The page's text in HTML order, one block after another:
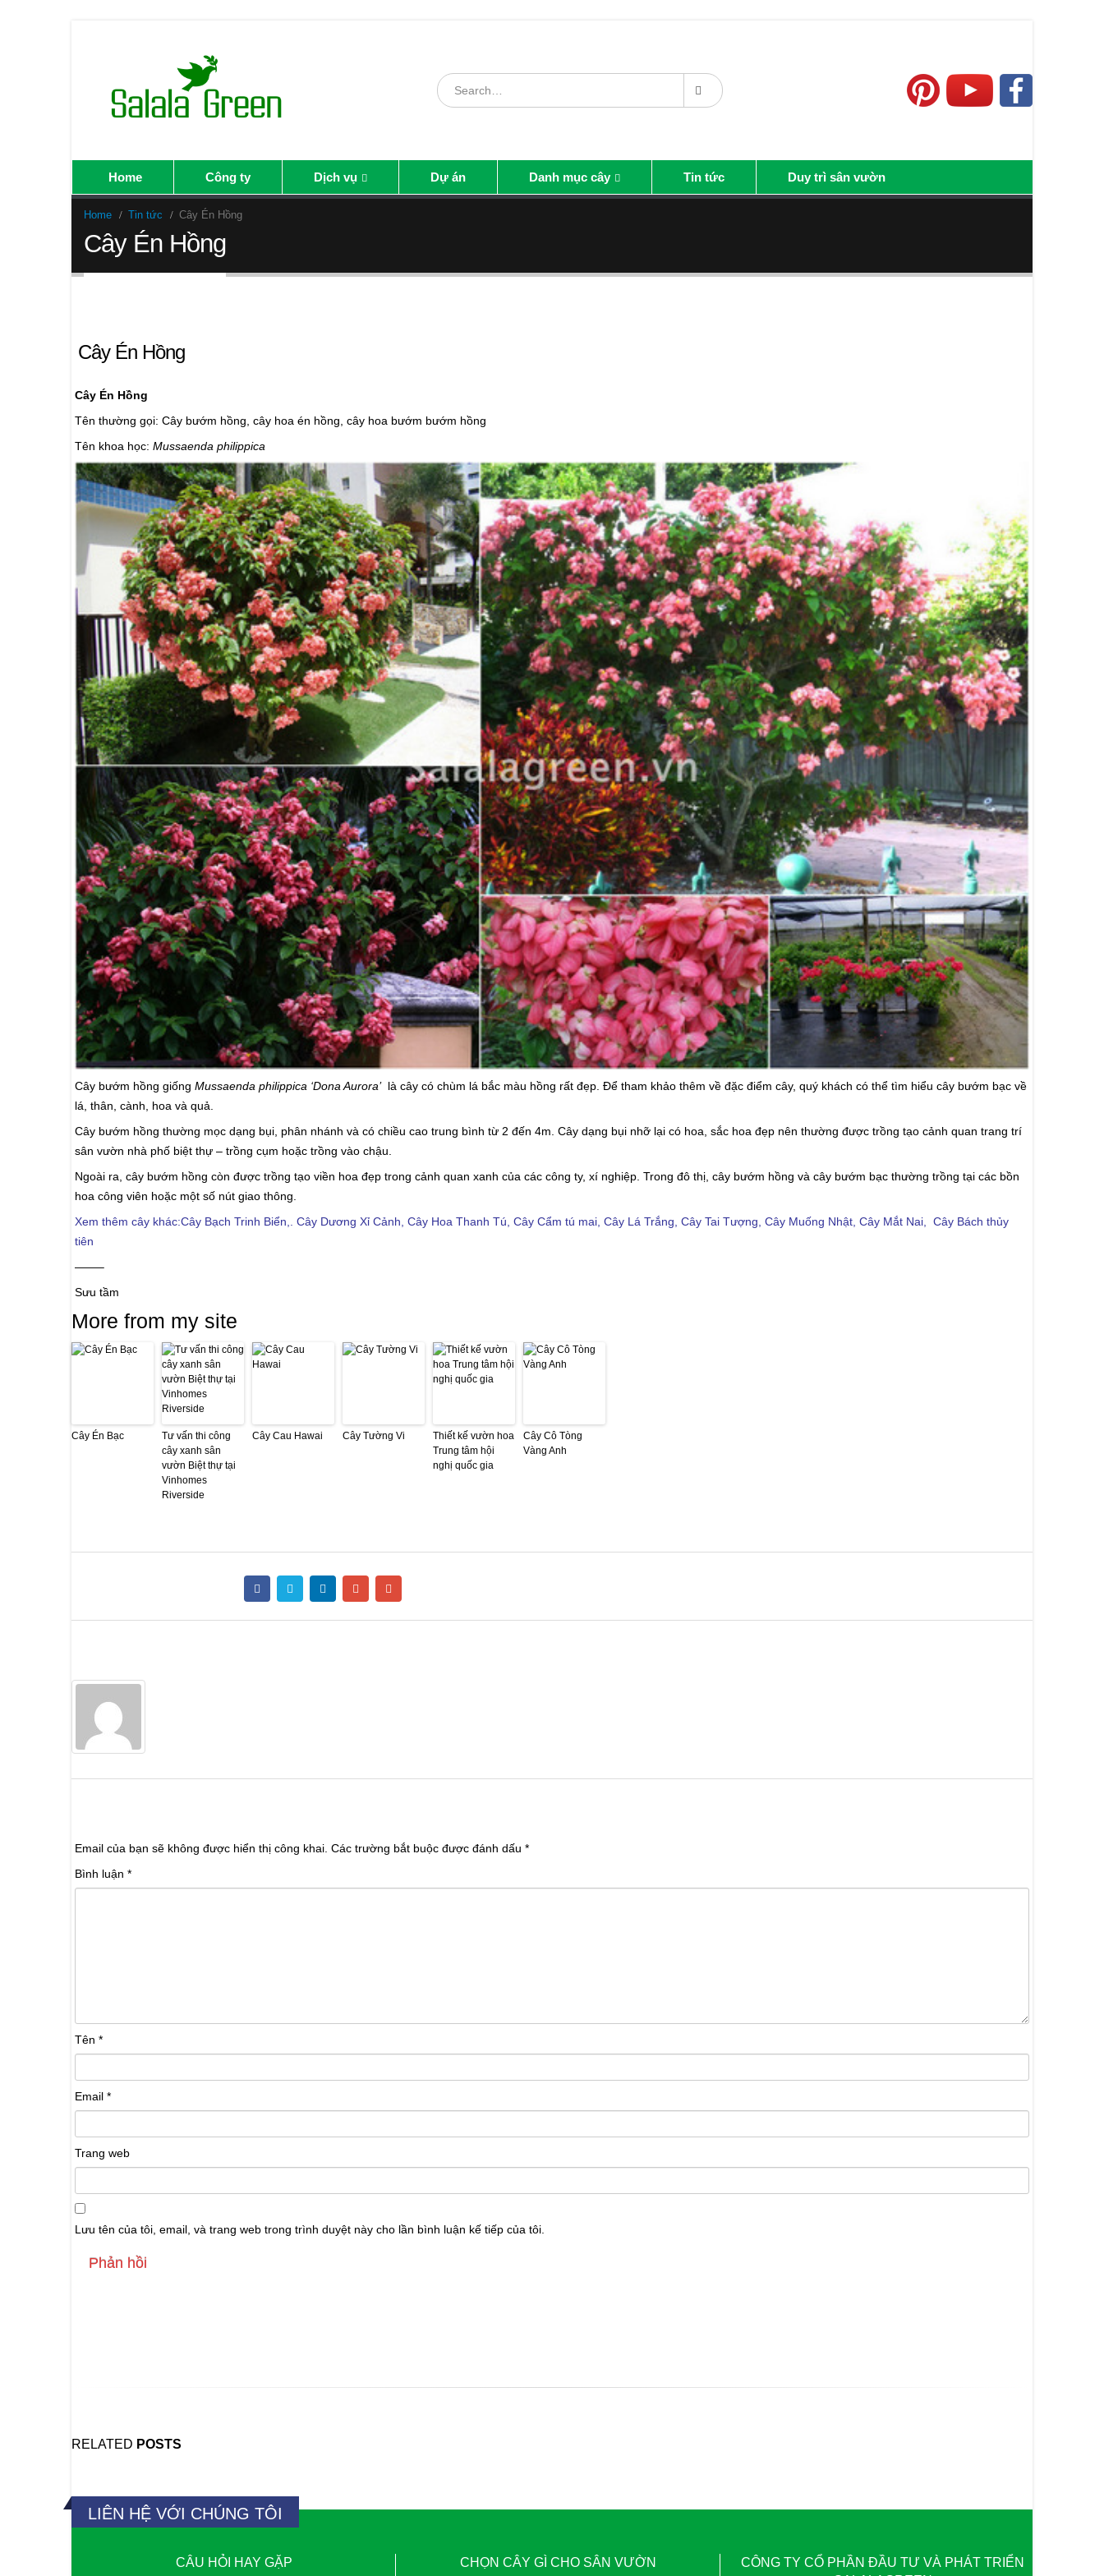
Home Công ty Dịch vụ Dự án Danh mục cây Tin tức Duy trì sân vườn
Home Tin tức Cây Én Hồng
Cây Én Hồng
Cây Én Hồng
Cây Én Hồng
Tên thường gọi: Cây bướm hồng, cây hoa én hồng, cây hoa bướm bướm hồng
Tên khoa học: Mussaenda philippica
Cây bướm hồng giống Mussaenda philippica ‘Dona Aurora’ là cây có chùm lá bắc màu hồng rất đẹp. Để tham khảo thêm về đặc điểm cây, quý khách có thể tìm hiểu cây bướm bạc về
lá, thân, cành, hoa và quả.
Cây bướm hồng thường mọc dạng bụi, phân nhánh và có chiều cao trung bình từ 2 đến 4m. Cây dạng bụi nhỡ lại có hoa, sắc hoa đẹp nên thường được trồng tạo cảnh quan trang trí
sân vườn nhà phố biệt thự – trồng cụm hoặc trồng vào chậu.
Ngoài ra, cây bướm hồng còn được trồng tạo viền hoa đẹp trong cảnh quan xanh của các công ty, xí nghiệp. Trong đô thị, cây bướm hồng và cây bướm bạc thường trồng tại các bồn
hoa công viên hoặc một số nút giao thông.
Xem thêm cây khác:Cây Bạch Trinh Biển Cây Dương Xỉ Cảnh Cây Hoa Thanh Tú Cây Cẩm tú mai Cây Lá Trắng Cây Tai Tượng Cây Muống Nhật Cây Mắt Nai
Cây Bách thủy
tiên
——–
Sưu tầm
More from my site
Cây Én Bạc
Tư vấn thi công
cây xanh sân
vườn Biệt thự tại
Vinhomes
Riverside
Cây Cau Hawai Cây Tường Vi
Thiết kế vườn hoa
Trung tâm hội
nghị quốc gia
Cây Cô Tòng
Vàng Anh
Email của bạn sẽ không được hiển thị công khai. Các trường bắt buộc được đánh dấu *
Bình luận *
Tên *
Email *
Trang web
Lưu tên của tôi, email, và trang web trong trình duyệt này cho lần bình luận kế tiếp của tôi.
RELATED POSTS
LIÊN HỆ VỚI CHÚNG TÔI
CÂU HỎI HAY GẶP CHỌN CÂY GÌ CHO SÂN VƯỜN
CÔNG TY CỔ PHẦN ĐẦU TƯ VÀ PHÁT TRIỂN